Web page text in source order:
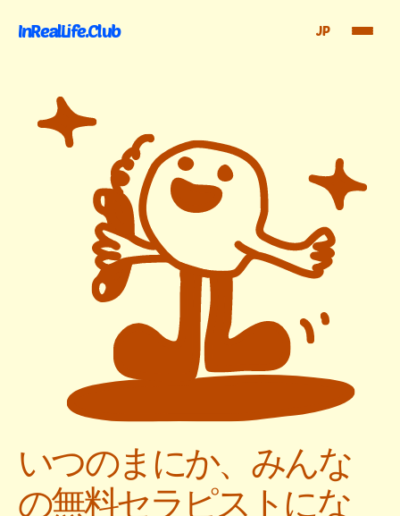
InRealLife.Club JP
いつのまにか、みんな
の無料セラピストにな